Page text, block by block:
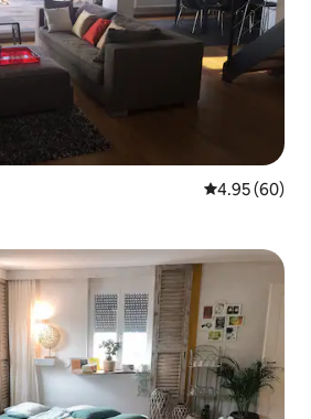
從 60 則評價
4.95 (60)